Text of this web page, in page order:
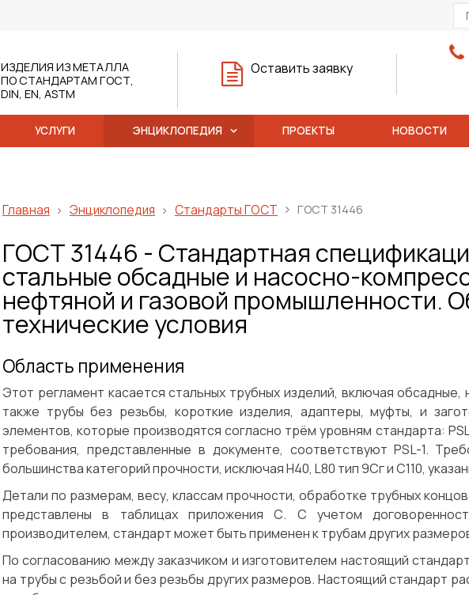
Оставить заявку
ИЗДЕЛИЯ ИЗ МЕТАЛЛА
ПО СТАНДАРТАМ ГОСТ,
DIN, EN, ASTM
УСЛУГИ ЭНЦИКЛОПЕДИЯ ПРОЕКТЫ НОВОСТИ
Главная Энциклопедия Стандарты ГОСТ ГОСТ 31446
ГОСТ 31446 - Стандартная
стальные обсадные и насосно-
нефтяной и газовой промышленности.
технические условия
Область применения
Этот регламент касается стальных трубных изделий, включая
также трубы без резьбы, короткие изделия, адаптеры, муфты, и
элементов, которые производятся согласно трём уровням стандарта:
требования, представленные в документе, соответствуют PSL-1.
большинства категорий прочности, исключая Н40, L80 тип 9Сг и С110,
Детали по размерам, весу, классам прочности, обработке трубных
представлены в таблицах приложения С. С учетом
производителем, стандарт может быть применен к трубам других
По согласованию между заказчиком и изготовителем настоящий
на трубы с резьбой и без резьбы других размеров. Настоящий стандарт